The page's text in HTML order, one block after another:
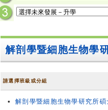
解剖學暨細胞生物學
請選擇班級或分組
解剖學暨細胞生物學研究所碩